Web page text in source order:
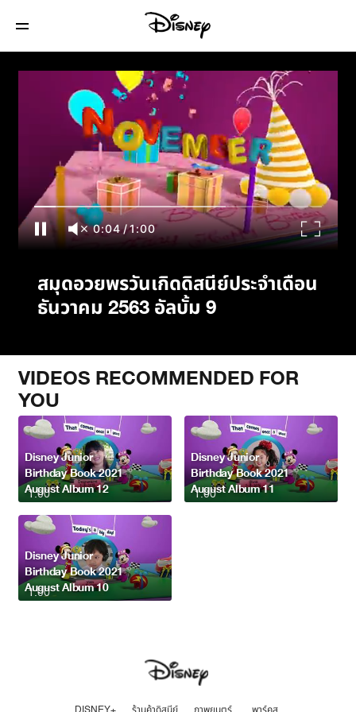
สมุดอวยพรวันเกิดดิสนีย์ประจำเดือนธันวาคม
2563 อัลบั้ม 9
0:04/1:00
สมุดอวยพรวันเกิดดิสนีย์ประจำเดือน
ธันวาคม 2563 อัลบั้ม 9
VIDEOS RECOMMENDED FOR
YOU
1:00
Disney Junior
Birthday Book 2021
August Album 12
1:00
Disney Junior
Birthday Book 2021
August Album 11
1:00
Disney Junior
Birthday Book 2021
August Album 10